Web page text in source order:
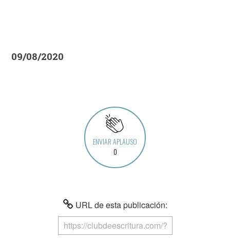
09/08/2020
ENVIAR APLAUSO
0
URL de esta publicación: